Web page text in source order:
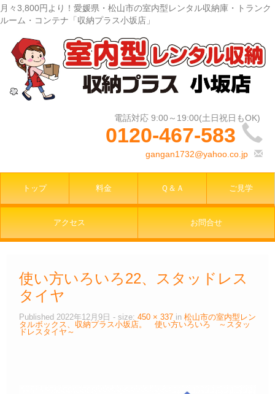
月々3,800円より！愛媛県・松山市の室内型レンタル収納庫・トランク
ルーム・コンテナ「収納プラス小坂店」
0120-467-583
gangan1732@yahoo.co.jp
トップ 料金 Ｑ＆Ａ ご見学
アクセス お問合せ
使い方いろいろ22、スタッドレス
タイヤ
Published 2022年12月9日 - size: 450 × 337 in 松山市の室内型レン
タルボックス、収納プラス小坂店。 使い方いろいろ ～スタッ
ドレスタイヤ～